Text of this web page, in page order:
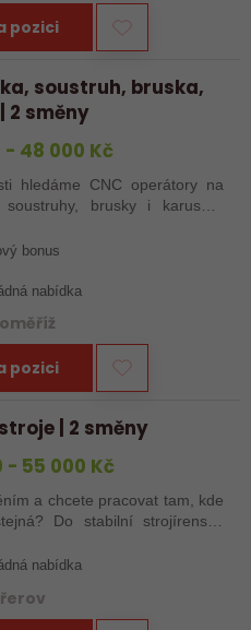
pozici
soustruh, bruska,
2 směny
- 48 000 Kč
hledáme CNC operátory na
brusky i karusely.
obráběči i absolventi
bonus
nabídka
pozici
| 2 směny
- 55 000 Kč
a chcete pracovat tam, kde
Do stabilní strojírenské
nabídka